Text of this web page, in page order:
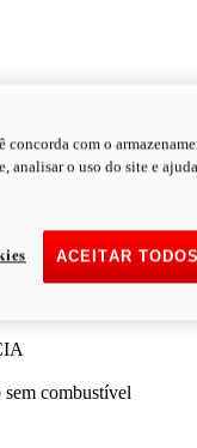
sem combustível
com o
o uso do site e
ACEITAR